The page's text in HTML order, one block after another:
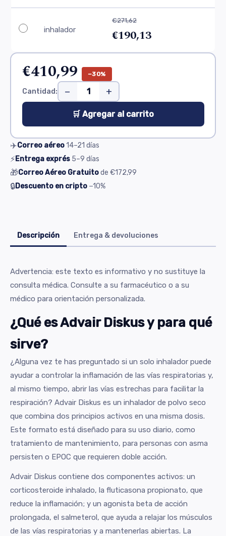
inhalador
€271,62
€190,13
€410,99 −30%
Cantidad: − +
🛒 Agregar al carrito
✈️Correo aéreo14–21 días
⚡Entrega exprés 5–9 días
🎁Correo Aéreo Gratuitode €172,99
🔒Descuento en cripto −10%
Descripción Entrega & devoluciones
Advertencia: este texto es informativo y no sustituye la
consulta médica. Consulte a su farmacéutico o a su
médico para orientación personalizada.
¿Qué es Advair Diskus y para qué
sirve?
¿Alguna vez te has preguntado si un solo inhalador puede
ayudar a controlar la inflamación de las vías respiratorias y,
al mismo tiempo, abrir las vías estrechas para facilitar la
respiración? Advair Diskus es un inhalador de polvo seco
que combina dos principios activos en una misma dosis.
Este formato está diseñado para su uso diario, como
tratamiento de mantenimiento, para personas con asma
persisten o EPOC que requieren doble acción.
Advair Diskus contiene dos componentes activos: un
corticosteroide inhalado, la fluticasona propionato, que
reduce la inflamación; y un agonista beta de acción
prolongada, el salmeterol, que ayuda a relajar los músculos
de las vías respiratorias y a mantenerlas abiertas. La